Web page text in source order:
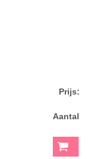
Prijs:
Aantal